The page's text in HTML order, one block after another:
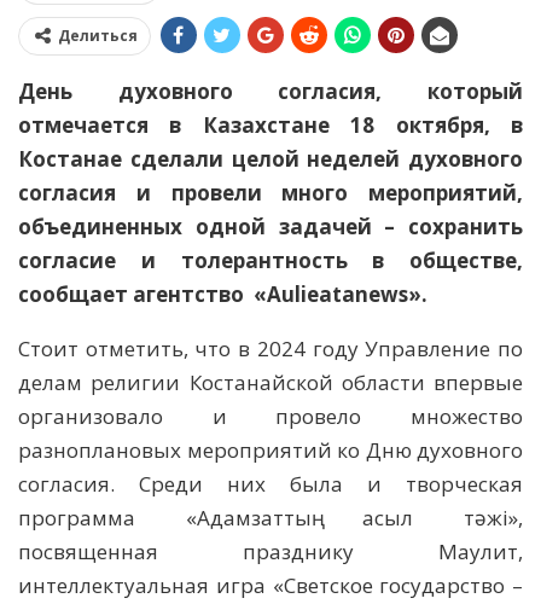
Делиться
День духовного согласия, который
отмечается в Казахстане 18 октября, в
Костанае сделали целой неделей духовного
согласия и провели много мероприятий,
объединенных одной задачей – сохранить
согласие и толерантность в обществе,
сообщает агентство «Aulieаtanews».
Стоит отметить, что в 2024 году Управление по
делам религии Костанайской области впервые
организовало и провело множество
разноплановых мероприятий ко Дню духовного
согласия. Среди них была и творческая
программа «Адамзаттың асыл тәжі»,
посвященная празднику Маулит,
интеллектуальная игра «Светское государство –